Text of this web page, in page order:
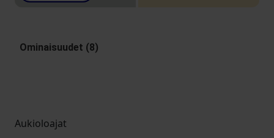
Ominaisuudet (8)
Aukioloajat